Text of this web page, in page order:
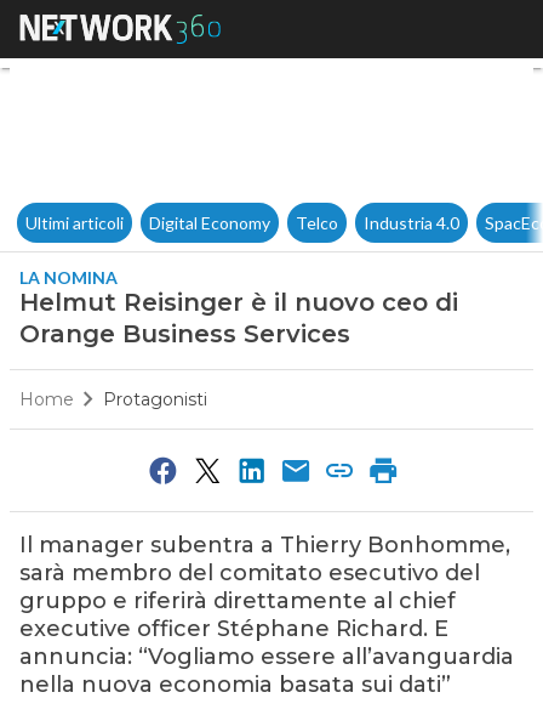
Helmut Reisinger è il nuovo
Ultimi articoli Digital Economy Telco Industria 4.0
LA NOMINA
Helmut Reisinger è il nuovo ceo di
Orange Business Services
Home Protagonisti
Il manager subentra a Thierry Bonhomme,
sarà membro del comitato esecutivo del
gruppo e riferirà direttamente al chief
executive officer Stéphane Richard. E
annuncia: “Vogliamo essere all’avanguardia
nella nuova economia basata sui dati”